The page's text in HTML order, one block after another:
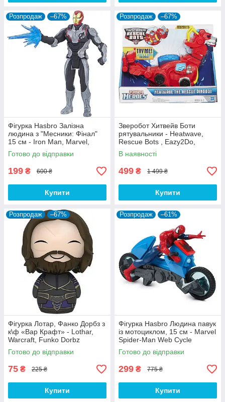
Розпродаж –67%
Фігурка Hasbro Залізна
людина з "Месники: Фінал"
15 см - Iron Man, Marvel,
Avengers: Endgame
Готово до відправки
199 ₴ 600 ₴
Купити
Розпродаж –67%
Зверобот Хитвейв Боти
рятувальники - Heatwave,
Rescue Bots , Eazy2Do,
Hasbro
В наявності
499 ₴ 1 499 ₴
Купити
Розпродаж –67%
Фігурка Лотар, Фанко Дорбз з
к\ф «Вар Крафт» - Lothar,
Warcraft, Funko Dorbz
Готово до відправки
75 ₴ 225 ₴
Купити
Розпродаж –61%
Фігурка Hasbro Людина павук
із мотоциклом, 15 см - Marvel
Spider-Man Web Cycle
Готово до відправки
299 ₴ 775 ₴
Купити